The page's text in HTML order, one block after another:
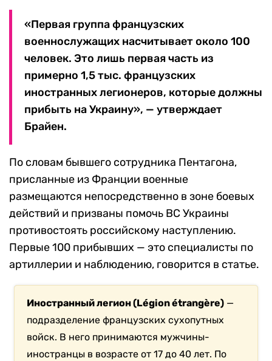
«Первая группа французских
военнослужащих насчитывает около 100
человек. Это лишь первая часть из
примерно 1,5 тыс. французских
иностранных легионеров, которые должны
прибыть на Украину», — утверждает
Брайен.
По словам бывшего сотрудника Пентагона,
присланные из Франции военные
размещаются непосредственно в зоне боевых
действий и призваны помочь ВС Украины
противостоять российскому наступлению.
Первые 100 прибывших — это специалисты по
артиллерии и наблюдению, говорится в статье.
Иностранный легион (Légion étrangère) —
подразделение французских сухопутных
войск. В него принимаются мужчины-
иностранцы в возрасте от 17 до 40 лет. По